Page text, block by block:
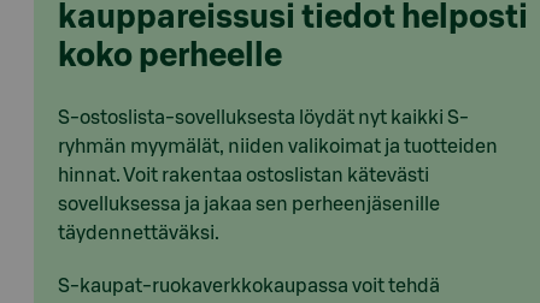
kauppareissusi tiedot helposti
koko perheelle
S-ostoslista-sovelluksesta löydät nyt kaikki S-
ryhmän myymälät, niiden valikoimat ja tuotteiden
hinnat. Voit rakentaa ostoslistan kätevästi
sovelluksessa ja jakaa sen perheenjäsenille
täydennettäväksi.
S-kaupat-ruokaverkkokaupassa voit tehdä